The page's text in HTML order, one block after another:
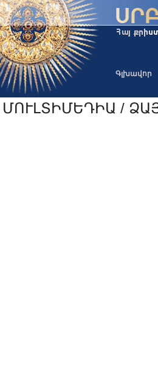
Գլխավոր
ՄՈՒԼՏԻՄԵԴԻԱ /